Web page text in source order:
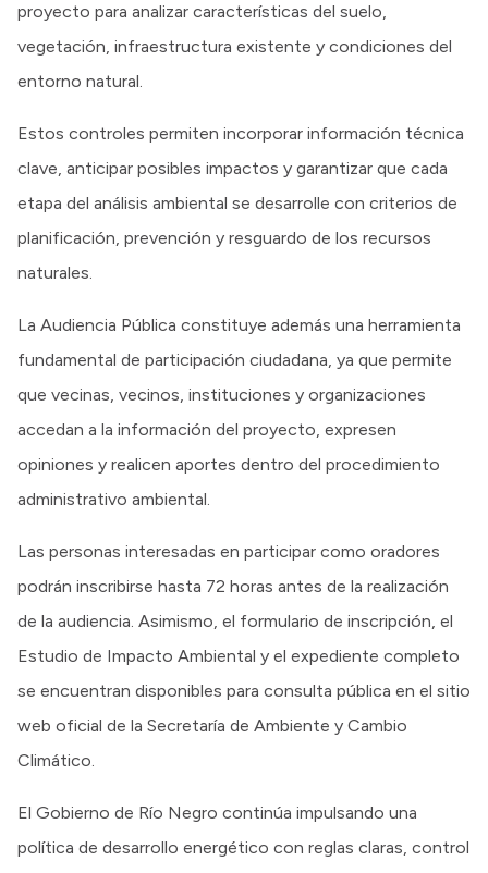
proyecto para analizar características del suelo,
vegetación, infraestructura existente y condiciones del
entorno natural.
Estos controles permiten incorporar información técnica
clave, anticipar posibles impactos y garantizar que cada
etapa del análisis ambiental se desarrolle con criterios de
planificación, prevención y resguardo de los recursos
naturales.
La Audiencia Pública constituye además una herramienta
fundamental de participación ciudadana, ya que permite
que vecinas, vecinos, instituciones y organizaciones
accedan a la información del proyecto, expresen
opiniones y realicen aportes dentro del procedimiento
administrativo ambiental.
Las personas interesadas en participar como oradores
podrán inscribirse hasta 72 horas antes de la realización
de la audiencia. Asimismo, el formulario de inscripción, el
Estudio de Impacto Ambiental y el expediente completo
se encuentran disponibles para consulta pública en el sitio
web oficial de la Secretaría de Ambiente y Cambio
Climático.
El Gobierno de Río Negro continúa impulsando una
política de desarrollo energético con reglas claras, control